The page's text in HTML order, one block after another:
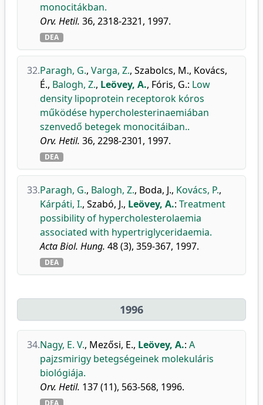
monocitákban.
Orv. Hetil. 36, 2318-2321, 1997.
DEA
32.Paragh, G., Varga, Z., Szabolcs, M., Kovács,
É., Balogh, Z., Leövey, A., Fóris, G.: Low
density lipoprotein receptorok kóros
működése hypercholesterinaemiában
szenvedő betegek monocitáiban..
Orv. Hetil. 36, 2298-2301, 1997.
DEA
33.Paragh, G., Balogh, Z., Boda, J., Kovács, P.,
Kárpáti, I., Szabó, J., Leövey, A.: Treatment
possibility of hypercholesterolaemia
associated with hypertriglyceridaemia.
Acta Biol. Hung. 48 (3), 359-367, 1997.
DEA
1996
34.Nagy, E. V., Mezősi, E., Leövey, A.: A
pajzsmirigy betegségeinek molekuláris
biológiája.
Orv. Hetil. 137 (11), 563-568, 1996.
DEA